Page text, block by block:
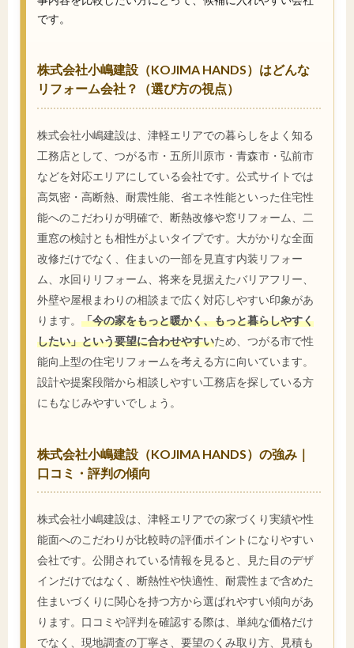
です。
株式会社小嶋建設（KOJIMA HANDS）はどんな
リフォーム会社？（選び方の視点）
株式会社小嶋建設は、津軽エリアでの暮らしをよく知る
工務店として、つがる市・五所川原市・青森市・弘前市
などを対応エリアにしている会社です。公式サイトでは
高気密・高断熱、耐震性能、省エネ性能といった住宅性
能へのこだわりが明確で、断熱改修や窓リフォーム、二
重窓の検討とも相性がよいタイプです。大がかりな全面
改修だけでなく、住まいの一部を見直す内装リフォー
ム、水回りリフォーム、将来を見据えたバリアフリー、
外壁や屋根まわりの相談まで広く対応しやすい印象があ
ります。 「今の家をもっと暖かく、もっと暮らしやすく
したい」という要望に合わせやすいため、つがる市で性
能向上型の住宅リフォームを考える方に向いています。
設計や提案段階から相談しやすい工務店を探している方
にもなじみやすいでしょう。
株式会社小嶋建設（KOJIMA HANDS）の強み｜
口コミ・評判の傾向
株式会社小嶋建設は、津軽エリアでの家づくり実績や性
能面へのこだわりが比較時の評価ポイントになりやすい
会社です。公開されている情報を見ると、見た目のデザ
インだけではなく、断熱性や快適性、耐震性まで含めた
住まいづくりに関心を持つ方から選ばれやすい傾向があ
ります。口コミや評判を確認する際は、単純な価格だけ
でなく、現地調査の丁寧さ、要望のくみ取り方、見積も